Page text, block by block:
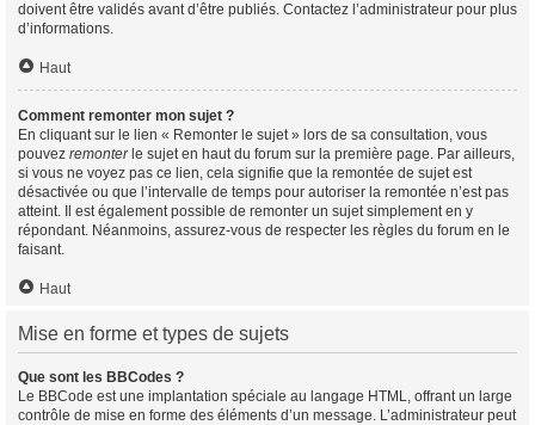
doivent être validés avant d’être publiés. Contactez l’administrateur pour plus
d’informations.
Haut
Comment remonter mon sujet ?
En cliquant sur le lien « Remonter le sujet » lors de sa consultation, vous
pouvez remonterle sujet en haut du forum sur la première page. Par ailleurs,
si vous ne voyez pas ce lien, cela signifie que la remontée de sujet est
désactivée ou que l’intervalle de temps pour autoriser la remontée n’est pas
atteint. Il est également possible de remonter un sujet simplement en y
répondant. Néanmoins, assurez-vous de respecter les règles du forum en le
faisant.
Haut
Mise en forme et types de sujets
Que sont les BBCodes ?
Le BBCode est une implantation spéciale au langage HTML, offrant un large
contrôle de mise en forme des éléments d’un message. L’administrateur peut